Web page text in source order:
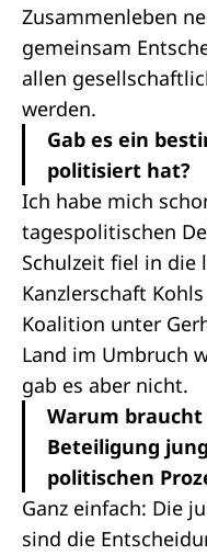
Zusammenleben
gemeinsam
allen
werden.
Gab es ein
politisiert hat?
Ich habe mich
tagespolitischen
Schulzeit fiel in die
Kanzlerschaft
Koalition unter
Land im Umbruch
gab es aber nicht.
Warum
Beteiligung
politischen
Ganz einfach: Die
sind die